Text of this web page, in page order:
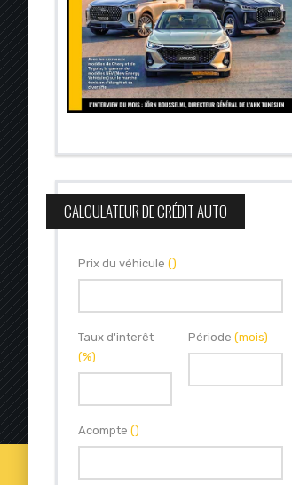
CALCULATEUR DE CRÉDIT AUTO
Prix du véhicule ()
Taux d'interêt
(%)
Période(mois)
Acompte ()